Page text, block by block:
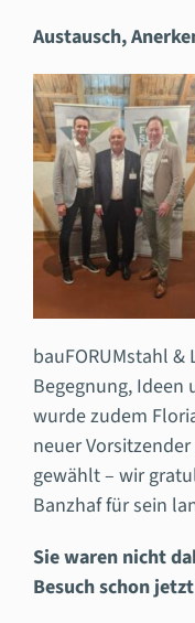
Austausch,
bauFORUMstahl &
Begegnung,
wurde zudem
neuer
gewählt – wir
Banzhaf für sein
Sie waren nicht
Besuch schon